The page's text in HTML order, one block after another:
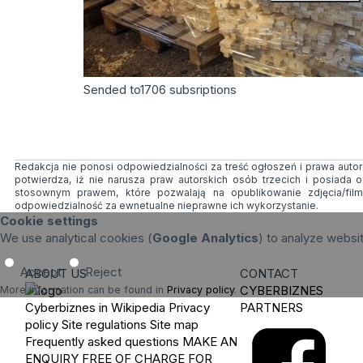
Sended to1706 subsriptions
Redakcja nie ponosi odpowiedzialności za treść ogłoszeń i prawa
potwierdza, iż nie narusza praw autorskich osób trzecich i posiada
stosownym prawem, które pozwalają na opublikowanie zdjęcia/
odpowiedzialność za ewnetualne nieprawne ich wykorzystanie.
Cookie settings
We use analytical cookies (Google Analytics) to analyze
Accept Reject
More information can be found in Privacy policy.
ABOUT US
Cyberbiznes in Wikipedia Privacy
policy Site regulations Site map
Frequently asked questions MAKE AN
ENQUIRY FREE OF CHARGE FOR
CONTACT
CYBERBIZNES
PARTNERS